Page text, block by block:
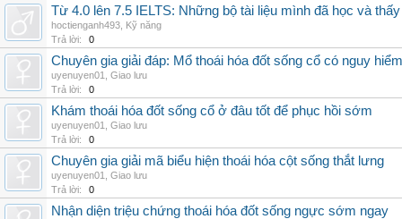
Từ 4.0 lên 7.5 IELTS: Những bộ tài liệu mình đã học và
hoctienganh493 Kỹ năng
Trả lời:
0
Chuyên gia giải đáp: Mổ thoái hóa đốt sống cổ có nguy
uyenuyen01
Giao lưu
Trả lời:
0
Khám thoái hóa đốt sống cổ ở đâu tốt để phục hồi sớm
uyenuyen01
Giao lưu
Trả lời:
0
Chuyên gia giải mã biểu hiện thoái hóa cột sống thắt lưng
uyenuyen01
Giao lưu
Trả lời:
0
Nhận diện triệu chứng thoái hóa đốt sống ngực sớm ngay